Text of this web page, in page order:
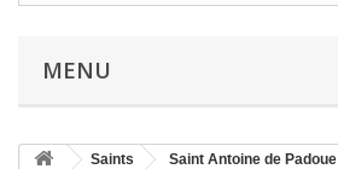
MENU
Saints Saint Antoine de Padoue